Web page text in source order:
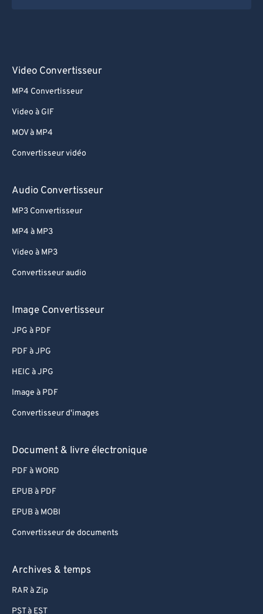
Video Convertisseur
MP4 Convertisseur
Video à GIF
MOV à MP4
Convertisseur vidéo
Audio Convertisseur
MP3 Convertisseur
MP4 à MP3
Video à MP3
Convertisseur audio
Image Convertisseur
JPG à PDF
PDF à JPG
HEIC à JPG
Image à PDF
Convertisseur d'images
Document & livre électronique
PDF à WORD
EPUB à PDF
EPUB à MOBI
Convertisseur de documents
Archives & temps
RAR à Zip
PST à EST